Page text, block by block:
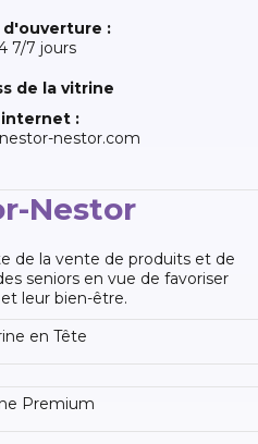
d'ouverture :
7/7 jours
de la vitrine
:
nestor.com
Nestor
de la vente de produits et de
seniors en vue de favoriser
leur bien-être.
en Tête
Premium